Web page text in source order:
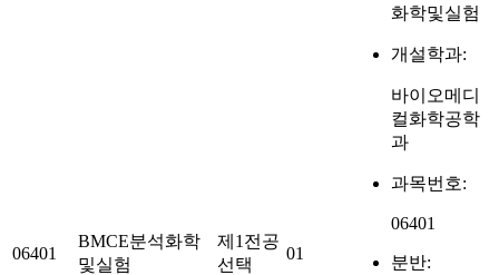
06401
BMCE분석화학
및실험
제1전공
선택
01
화학및실험
개설학과:
바이오메디
컬화학공학
과
과목번호:
06401
분반: